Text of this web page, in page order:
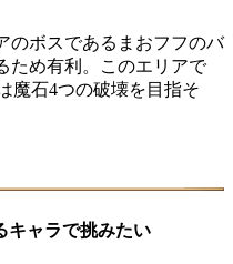
のボスであるまおフフのバ
ため有利。このエリアで
魔石4つの破壊を目指そ
キャラで挑みたい